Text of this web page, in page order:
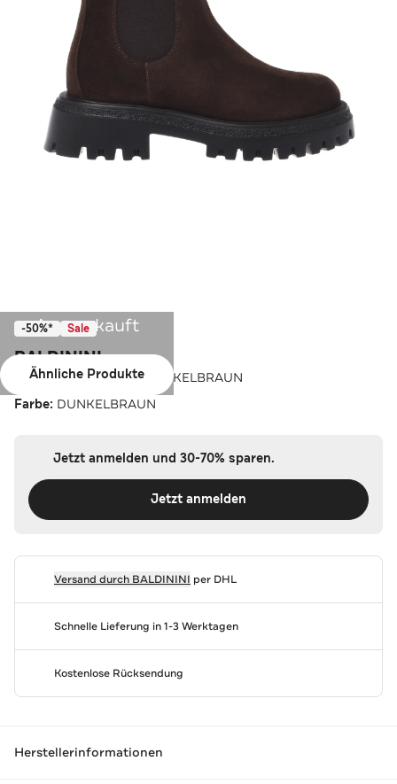
Ausverkauft
Ähnliche Produkte
-50%* Sale
BALDININI
Mocassin BALDININI DUNKELBRAUN
Farbe: DUNKELBRAUN
Jetzt anmelden und 30-70% sparen.
Jetzt anmelden
Versand durch BALDININI per DHL
Schnelle Lieferung in 1-3 Werktagen
Kostenlose Rücksendung
Herstellerinformationen